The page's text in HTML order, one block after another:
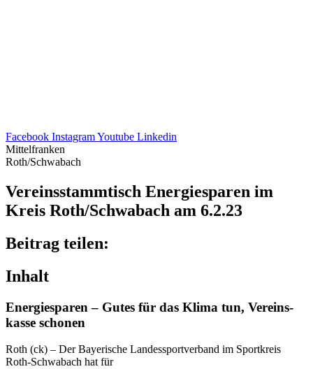
Facebook InstagramYoutube Linkedin
Mittelfranken
Roth/Schwabach
Vereins­stamm­tisch Ener­gie­spa­ren im
Kreis Roth/​Schwabach am 6.2.23
Beitrag teilen:
Inhalt
Ener­gie­spa­ren – Gutes für das Klima tun, Vereins­
kasse schonen
Roth (ck) – Der Baye­ri­sche Landes­sport­ver­band im Sport­kreis
Roth-Schwa­bach hat für